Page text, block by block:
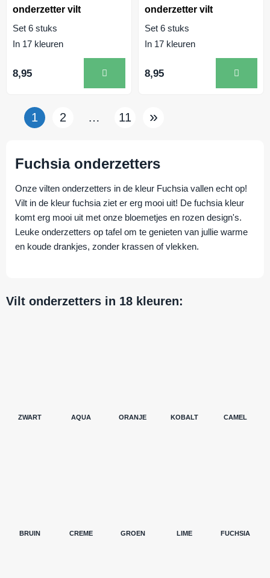
onderzetter vilt
Set 6 stuks
In 17 kleuren
8,95
onderzetter vilt
Set 6 stuks
In 17 kleuren
8,95
1 2 … 11 »
Fuchsia onderzetters
Onze vilten onderzetters in de kleur Fuchsia vallen echt op!
Vilt in de kleur fuchsia ziet er erg mooi uit! De fuchsia kleur
komt erg mooi uit met onze bloemetjes en rozen design's.
Leuke onderzetters op tafel om te genieten van jullie warme
en koude drankjes, zonder krassen of vlekken.
Vilt onderzetters in 18 kleuren:
ZWART AQUA ORANJE KOBALT CAMEL
BRUIN CREME GROEN LIME FUCHSIA